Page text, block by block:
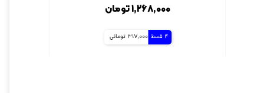
۱,۲۶۸,۰۰۰ تومان
4 قسط 317,000 تومانی